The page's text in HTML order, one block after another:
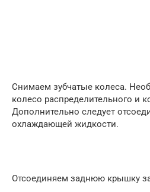
Снимаем зубчатые колеса.
колесо распределительного и
Дополнительно следует
охлаждающей жидкости.
Отсоединяем заднюю крышку